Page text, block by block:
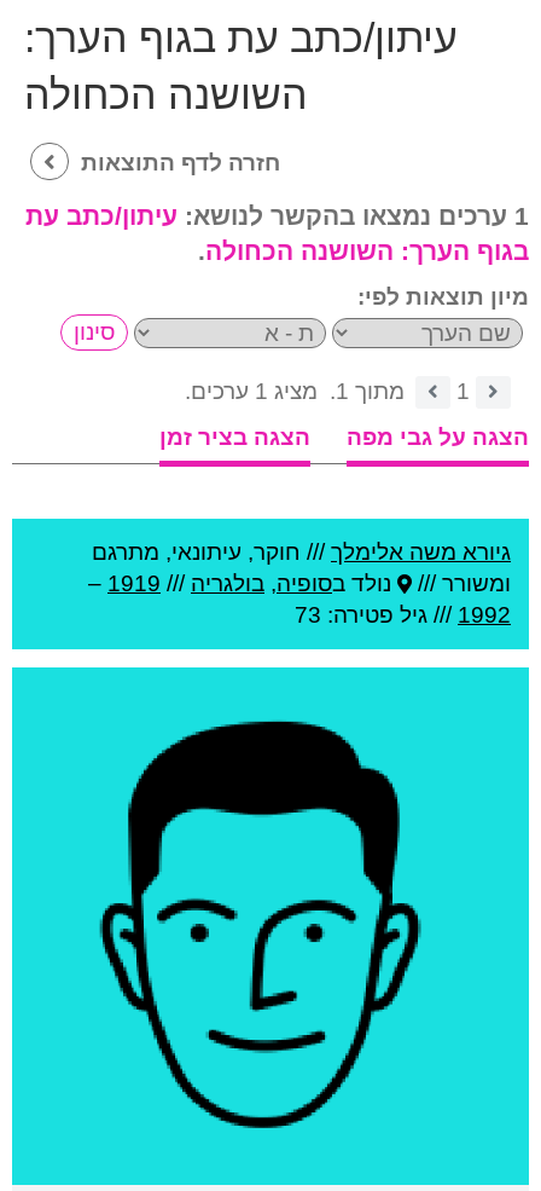
עיתון/כתב עת בגוף הערך:
השושנה הכחולה
חזרה לדף התוצאות
1 ערכים נמצאו בהקשר לנושא:
עיתון/כתב עת
בגוף הערך: השושנה הכחולה.
מיון תוצאות לפי:
1 מתוך 1.
מציג 1 ערכים.
הצגה על גבי מפה
הצגה בציר זמן
גיורא משה אלימלך/// חוקר, עיתונאי, מתרגם
ומשורר ///
נולד בסופיה, בולגריה ///
1919
–
1992 /// גיל פטירה: 73